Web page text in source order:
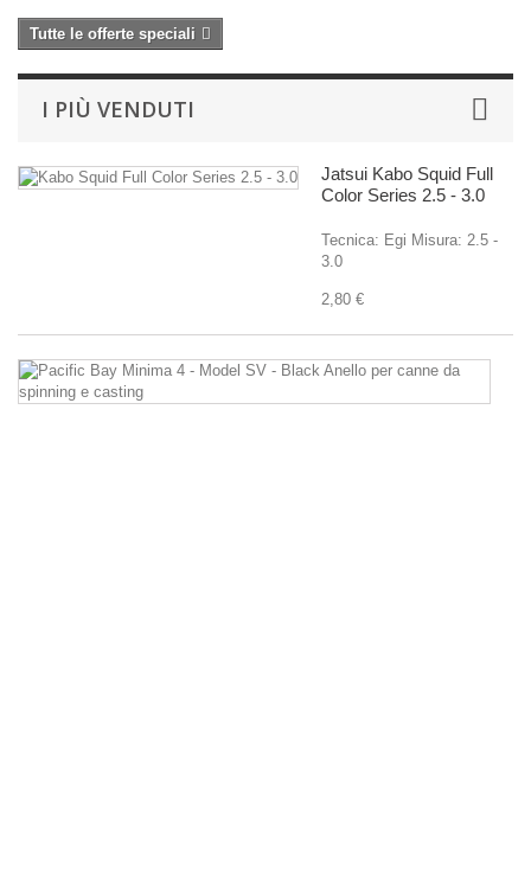
Tutte le offerte speciali
I PIÙ VENDUTI
Jatsui Kabo Squid Full
Color Series 2.5 - 3.0
Tecnica: Egi Misura: 2.5 -
3.0
2,80 €